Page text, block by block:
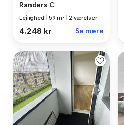
Randers C
Lejlighed 59 m² 2 værelser
4.248 kr Se mere